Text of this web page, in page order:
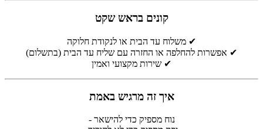
קונים בראש שקט
✔ משלוח עד הבית או לנקודת חלוקה
✔ אפשרות להחלפה או החזרה עם שליח עד הבית (בתשלום)
✔ שירות מקצועי ואמין
איך זה מרגיש באמת
נוח מספיק כדי להישאר -